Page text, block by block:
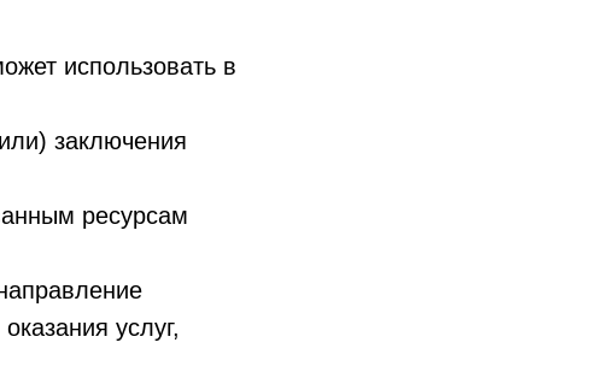
использовать в
заключения
ресурсам
услуг,